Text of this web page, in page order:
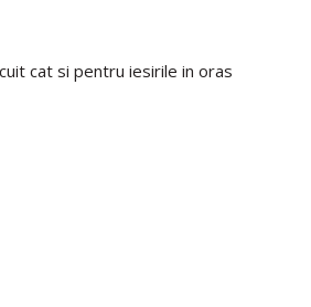
cat si pentru iesirile in oras